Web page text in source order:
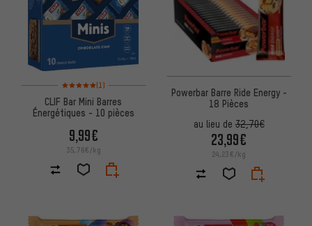
Note moyenne : 5 sur 5 d'après 1 avis
(1)
CLIF Bar Mini Barres
Énergétiques - 10 pièces
9,99€
35,76€/kg
Powerbar Barre Ride Energy -
18 Pièces
au lieu de32,70€
23,99€
24,23€/kg